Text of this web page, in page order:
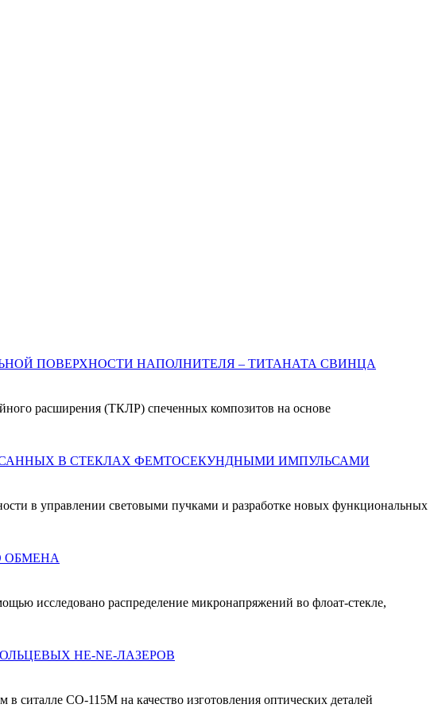
МИКРОСТРУКТУРА И СВОЙСТВА СТЕКЛОПРИПОЕЧНОГО КОМПОЗИТА В ЗАВИСИМОСТИ ОТ УДЕЛЬНОЙ ПОВЕРХНОСТИ НАПОЛНИТЕЛЯ – ТИТАНАТА СВИНЦА
расширения (ТКЛР) спеченных композитов на основе
ИЗМЕРЕНИЕ ХРОМАТИЧЕСКОЙ ДИСПЕРСИИ ДВУЛУЧЕПРЕЛОМЛЕНИЯ ФАЗОВЫХ ПЛАСТИН, ЗАПИСАННЫХ В СТЕКЛАХ ФЕМТОСЕКУНДНЫМИ ИМПУЛЬСАМИ
в управлении световыми пучками и разработке новых функциональных
ЛОКАЛЬНЫЙ АНАЛИЗ ДВУЛУЧЕПРЕЛОМЛЕНИЯ В СТЕКЛАХ, УПРОЧНЕННЫХ МЕТОДОМ ИОННОГО ОБМЕНА
исследовано распределение микронапряжений во флоат-стекле,
HE-NE-ЛАЗЕРОВ
ситалле СО-115М на качество изготовления оптических деталей